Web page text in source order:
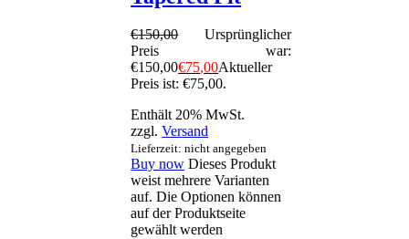
€150,00
Ursprünglicher
Preis war:
€150,00€75,00Aktueller
Preis ist: €75,00.
Enthält 20% MwSt.
zzgl.Versand
Lieferzeit: nicht angegeben
Buy now Dieses Produkt
weist mehrere Varianten
auf. Die Optionen können
auf der Produktseite
gewählt werden